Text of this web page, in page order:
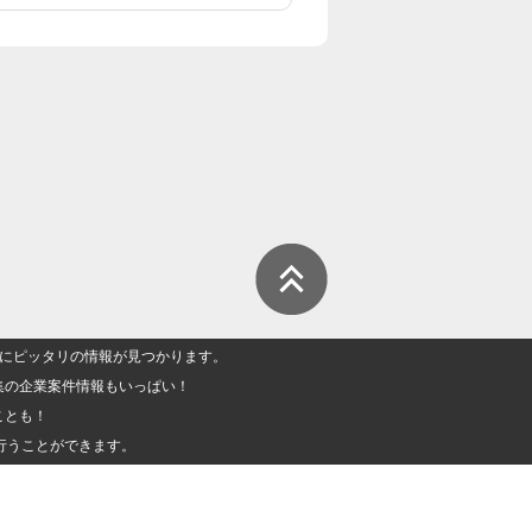
ッタリの情報が見つかります。
企業案件情報もいっぱい！
も！
ことができます。